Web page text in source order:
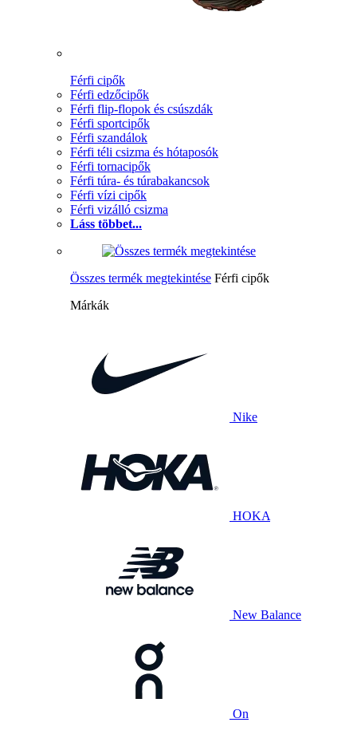
Férfi cipők
Férfi edzőcipők
Férfi flip-flopok és csúszdák
Férfi sportcipők
Férfi szandálok
Férfi téli csizma és hótaposók
Férfi tornacipők
Férfi túra- és túrabakancsok
Férfi vízi cipők
Férfi vizálló csizma
Láss többet...
Összes termék megtekintése Férfi cipők
Márkák
Nike
HOKA
New Balance
On